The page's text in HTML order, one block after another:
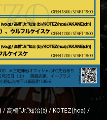
高橋”Jr.”知治(b) / KOTEZ(hca) /